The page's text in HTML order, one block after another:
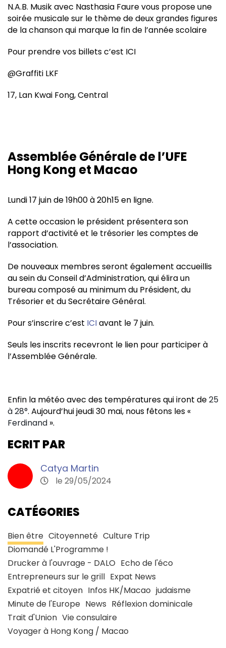
N.A.B. Musik avec Nasthasia Faure vous propose une
soirée musicale sur le thème de deux grandes figures
de la chanson qui marque la fin de l’année scolaire
Pour prendre vos billets c’est ICI
@Graffiti LKF
17, Lan Kwai Fong, Central
Assemblée Générale de l’UFE
Hong Kong et Macao
Lundi 17 juin de 19h00 à 20h15 en ligne.
A cette occasion le président présentera son
rapport d’activité et le trésorier les comptes de
l’association.
De nouveaux membres seront également accueillis
au sein du Conseil d’Administration, qui élira un
bureau composé au minimum du Président, du
Trésorier et du Secrétaire Général.
Pour s’inscrire c’est ICIavant le 7 juin.
Seuls les inscrits recevront le lien pour participer à
l’Assemblée Générale.
Enfin la météo avec des températures qui iront de25
à 28°. Aujourd’hui jeudi 30 mai, nous fêtons les «
Ferdinand ».
ECRIT PAR
Catya Martin
le 29/05/2024
CATÉGORIES
Bien être Citoyenneté Culture Trip
Diomandé L'Programme !
Drucker à l'ouvrage - DALO Echo de l'éco
Entrepreneurs sur le grill Expat News
Expatrié et citoyen Infos HK/Macao judaisme
Minute de l'Europe News Réflexion dominicale
Trait d'Union Vie consulaire
Voyager à Hong Kong / Macao